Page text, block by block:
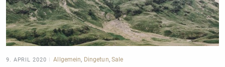
9. APRIL 2020 Allgemein, Dingetun, Sale